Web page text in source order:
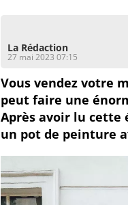
La Rédaction
27 mai 2023 07:15
Vous vendez votre
peut faire une
Après avoir lu cette
un pot de peinture